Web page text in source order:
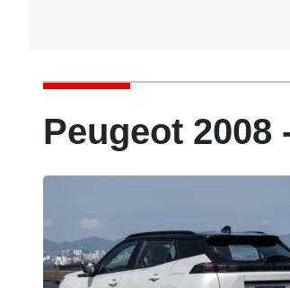
Peugeot 2008